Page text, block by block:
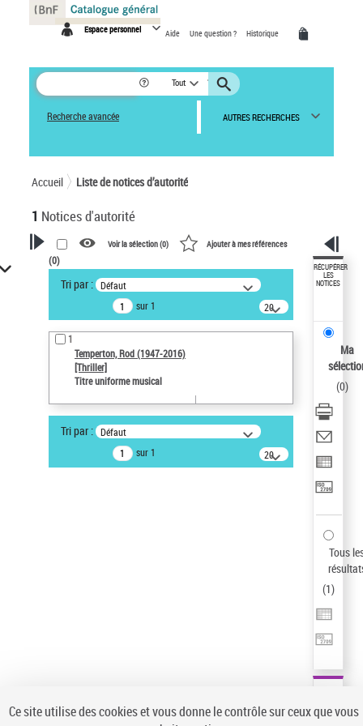
Espace personnel Aide Une question ? Historique
Tout
Recherche avancée AUTRES RECHERCHES
Accueil Liste de notices d’autorité
1 Notices d'autorité
VOTRE RECHERCHE
Recherche avancée dans les
notices d’autorité
Œuvres liées à l'auteur :
Temperton, Rod (1947-2016)
Auteur d’œuvre
Type de notice d'autorité
Titre uniforme musical
Statut de la notice d’autorité
Voir la sélection (0) Ajouter à mes références
(0)
Tri par : Défaut
sur 1
20
résultats/page
1
Temperton, Rod (1947-2016)
[Thriller]
Titre uniforme musical
Tri par : Défaut
sur 1
20
résultats/page
RÉCUPÉRER
LES
NOTICES
Ma
(0)
Tous
(1)
Panneau de gestion des cookies
Ce site utilise des cookies et vous donne le contrôle sur ceux que vous